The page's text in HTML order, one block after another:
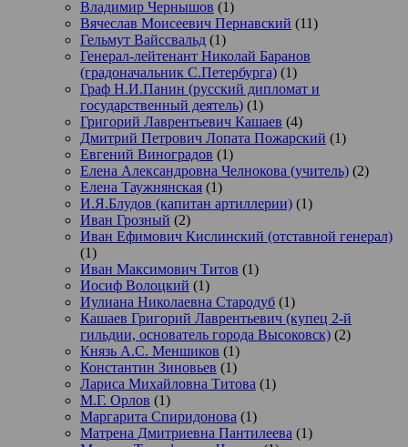
Владимир Чернышов (1)
Вячеслав Моисеевич Пернавский (11)
Гельмут Вайссвальд (1)
Генерал-лейтенант Николай Баранов
(градоначальник С.Петербурга) (1)
Граф Н.И.Панин (русский дипломат и
государственный деятель) (1)
Григорий Лаврентьевич Кашаев (4)
Дмитрий Петрович Лопата Пожарский (1)
Евгений Виноградов (1)
Елена Александровна Челнокова (учитель) (2)
Елена Таужнянская (1)
И.Я.Блудов (капитан артиллерии) (1)
Иван Грозный (2)
Иван Ефимович Кислинский (отставной генерал)
(1)
Иван Максимович Титов (1)
Иосиф Волоцкий (1)
Иулиана Николаевна Стародуб (1)
Кашаев Григорий Лаврентьевич (купец 2-й
гильдии, основатель города Высоковск) (2)
Князь А.С. Меншиков (1)
Константин Зиновьев (1)
Лариса Михайловна Титова (1)
М.Г. Орлов (1)
Маргарита Спиридонова (1)
Матрена Дмитриевна Пантилеева (1)